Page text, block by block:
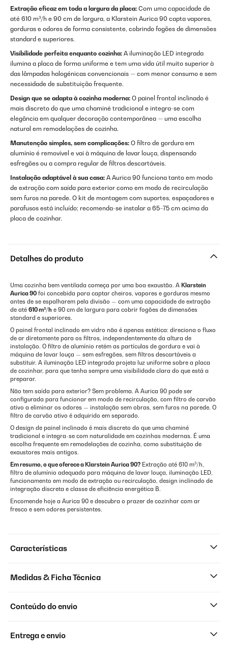
Extração eficaz em toda a largura da placa: Com uma capacidade de
até 610 m³/h e 90 cm de largura, a Klarstein Aurica 90 capta vapores,
gorduras e odores de forma consistente, cobrindo fogões de dimensões
standard e superiores.
Visibilidade perfeita enquanto cozinha: A iluminação LED integrada
ilumina a placa de forma uniforme e tem uma vida útil muito superior à
das lâmpadas halogénicas convencionais — com menor consumo e sem
necessidade de substituição frequente.
Design que se adapta à cozinha moderna: O painel frontal inclinado é
mais discreto do que uma chaminé tradicional e integra-se com
elegância em qualquer decoração contemporânea — uma escolha
natural em remodelações de cozinha.
Manutenção simples, sem complicações: O filtro de gordura em
alumínio é removível e vai à máquina de lavar louça, dispensando
esfregões ou a compra regular de filtros descartáveis.
Instalação adaptável à sua casa: A Aurica 90 funciona tanto em modo
de extração com saída para exterior como em modo de recirculação
sem furos na parede. O kit de montagem com suportes, espaçadores e
parafusos está incluído; recomenda-se instalar a 65–75 cm acima da
placa de cozinhar.
Detalhes do produto
Uma cozinha bem ventilada começa por uma boa exaustão. A Klarstein
Aurica 90 foi concebida para captar cheiros, vapores e gorduras mesmo
antes de se espalharem pela divisão — com uma capacidade de extração
de até 610 m³/h e 90 cm de largura para cobrir fogões de dimensões
standard e superiores.
O painel frontal inclinado em vidro não é apenas estética: direciona o fluxo
de ar diretamente para os filtros, independentemente da altura de
instalação. O filtro de alumínio retém as partículas de gordura e vai à
máquina de lavar louça — sem esfregões, sem filtros descartáveis a
substituir. A iluminação LED integrada projeta luz uniforme sobre a placa
de cozinhar, para que tenha sempre uma visibilidade clara do que está a
preparar.
Não tem saída para exterior? Sem problema. A Aurica 90 pode ser
configurada para funcionar em modo de recirculação, com filtro de carvão
ativo a eliminar os odores — instalação sem obras, sem furos na parede. O
filtro de carvão ativo é adquirido em separado.
O design de painel inclinado é mais discreto do que uma chaminé
tradicional e integra-se com naturalidade em cozinhas modernas. É uma
escolha frequente em remodelações de cozinha, como substituição de
exaustores mais antigos.
Em resumo, o que oferece a Klarstein Aurica 90? Extração até 610 m³/h,
filtro de alumínio adequado para máquina de lavar louça, iluminação LED,
funcionamento em modo de extração ou recirculação, design inclinado de
integração discreta e classe de eficiência energética B.
Encomende hoje a Aurica 90 e descubra o prazer de cozinhar com ar
fresco e sem odores persistentes.
Características
Medidas & Ficha Técnica
Conteúdo do envio
Entrega e envio